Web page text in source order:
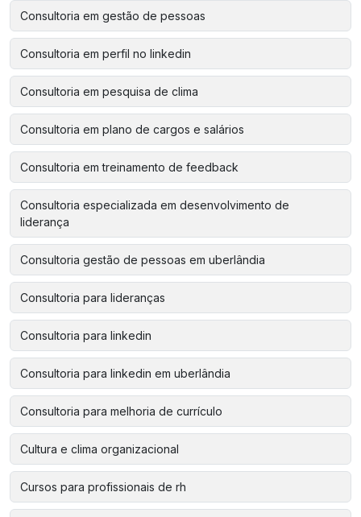
Consultoria em gestão de pessoas
Consultoria em perfil no linkedin
Consultoria em pesquisa de clima
Consultoria em plano de cargos e salários
Consultoria em treinamento de feedback
Consultoria especializada em desenvolvimento de
liderança
Consultoria gestão de pessoas em uberlândia
Consultoria para lideranças
Consultoria para linkedin
Consultoria para linkedin em uberlândia
Consultoria para melhoria de currículo
Cultura e clima organizacional
Cursos para profissionais de rh